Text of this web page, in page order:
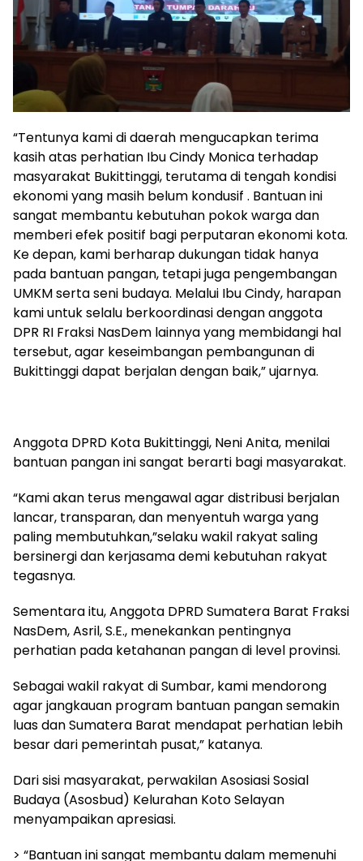
“Tentunya kami di daerah mengucapkan terima
kasih atas perhatian Ibu Cindy Monica terhadap
masyarakat Bukittinggi, terutama di tengah kondisi
ekonomi yang masih belum kondusif . Bantuan ini
sangat membantu kebutuhan pokok warga dan
memberi efek positif bagi perputaran ekonomi kota.
Ke depan, kami berharap dukungan tidak hanya
pada bantuan pangan, tetapi juga pengembangan
UMKM serta seni budaya. Melalui Ibu Cindy, harapan
kami untuk selalu berkoordinasi dengan anggota
DPR RI Fraksi NasDem lainnya yang membidangi hal
tersebut, agar keseimbangan pembangunan di
Bukittinggi dapat berjalan dengan baik,” ujarnya.
Anggota DPRD Kota Bukittinggi, Neni Anita, menilai
bantuan pangan ini sangat berarti bagi masyarakat.
“Kami akan terus mengawal agar distribusi berjalan
lancar, transparan, dan menyentuh warga yang
paling membutuhkan,”selaku wakil rakyat saling
bersinergi dan kerjasama demi kebutuhan rakyat
tegasnya.
Sementara itu, Anggota DPRD Sumatera Barat Fraksi
NasDem, Asril, S.E., menekankan pentingnya
perhatian pada ketahanan pangan di level provinsi.
Sebagai wakil rakyat di Sumbar, kami mendorong
agar jangkauan program bantuan pangan semakin
luas dan Sumatera Barat mendapat perhatian lebih
besar dari pemerintah pusat,” katanya.
Dari sisi masyarakat, perwakilan Asosiasi Sosial
Budaya (Asosbud) Kelurahan Koto Selayan
menyampaikan apresiasi.
> “Bantuan ini sangat membantu dalam memenuhi